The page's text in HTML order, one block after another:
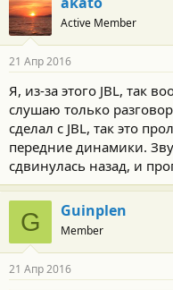
о
д
а
н
с
т
и
Active Member
21 Апр 2016
Я, из-за этого JBL, так
слушаю только
сделал с JBL, так это
передние динамики.
сдвинулась назад, и
G Guinplen
Member
21 Апр 2016